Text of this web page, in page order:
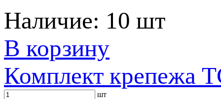
Наличие: 10 шт
В корзину
Комплект крепежа
шт